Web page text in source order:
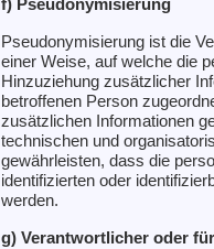
f) Pseudonymisierung
Pseudonymisierung ist die
einer Weise, auf welche die
Hinzuziehung zusätzlicher
betroffenen Person
zusätzlichen Informationen
technischen und
gewährleisten, dass die
identifizierten oder
werden.
g) Verantwortlicher oder